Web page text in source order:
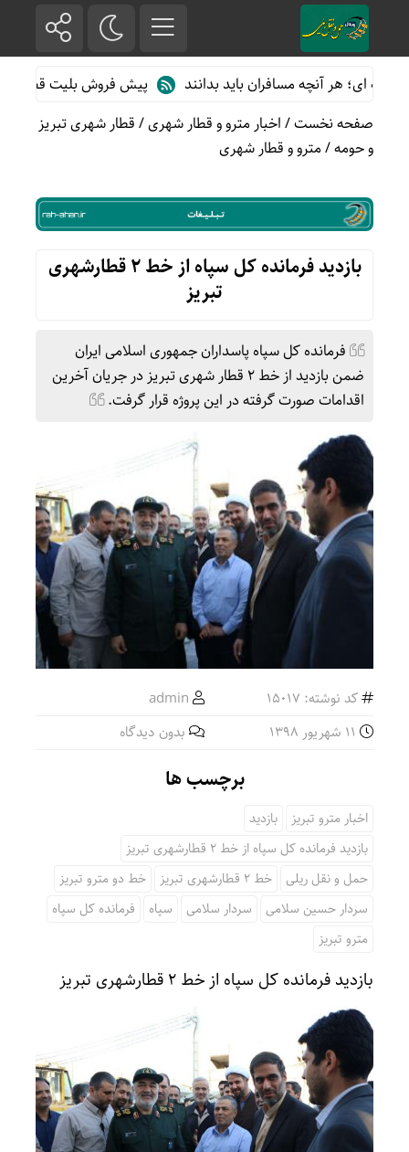
هر آنچه مسافران باید بدانند
پیش فروش بلیت قطارهای
صفحه نخست/اخبار مترو و قطار شهری/قطار شهری تبریز
و حومه/مترو و قطار شهری
بازدید فرمانده کل سپاه از خط ۲ قطارشهری
تبریز
فرمانده کل سپاه پاسداران جمهوری اسلامی ایران
ضمن بازدید از خط ۲ قطار شهری تبریز در جریان آخرین
اقدامات صورت گرفته در این پروژه قرار گرفت.
کد نوشته: 15017
admin
بدون دیدگاه
برچسب ها
اخبار مترو تبریز
بازدید
بازدید فرمانده کل سپاه از خط ۲ قطارشهری تبریز
حمل و نقل ریلی
خط 2 قطارشهری تبریز
خط دو مترو تبریز
سردار حسین سلامی
سردار سلامی سپاه
فرمانده کل سپاه
مترو تبریز
بازدید فرمانده کل سپاه از خط ۲ قطارشهری تبریز